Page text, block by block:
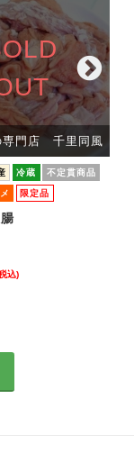
専門店 千里同風
冷蔵 不定貫商品
限定品
込)